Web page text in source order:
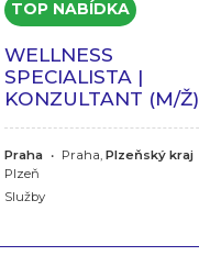
WELLNESS
SPECIALISTA |
KONZULTANT (M/Ž)
Praha • Praha, Plzeňský kraj
Plzeň
Služby